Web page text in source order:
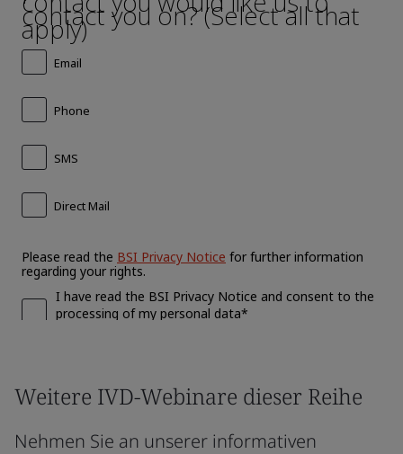
Weitere IVD-Webinare dieser Reihe
Nehmen Sie an unserer informativen